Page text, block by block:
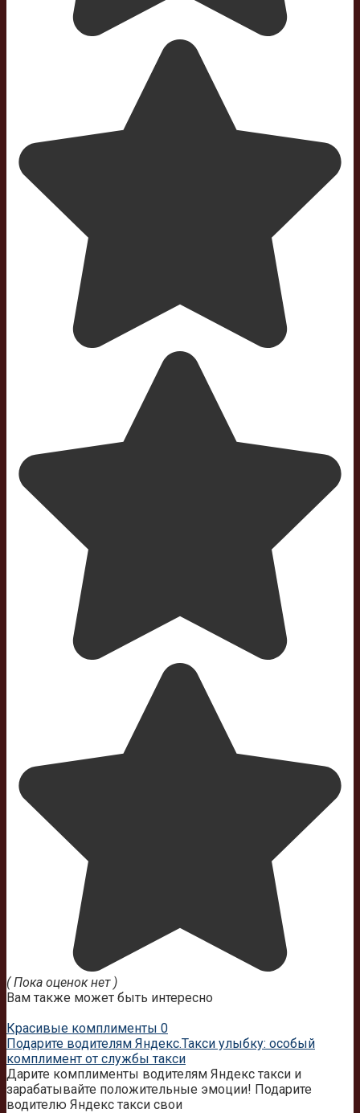
( Пока оценок нет )
Вам также может быть интересно
Красивые комплименты 0
Подарите водителям Яндекс.Такси улыбку: особый
комплимент от службы такси
Дарите комплименты водителям Яндекс такси и
зарабатывайте положительные эмоции! Подарите
водителю Яндекс такси свои